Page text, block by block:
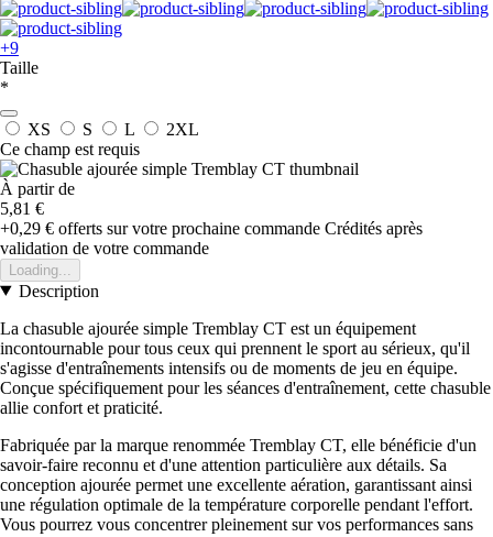
+9
Taille
*
XS S L
2XL
Ce champ est requis
À partir de
5,81 €
+0,29 € offerts sur votre prochaine commande Crédités après
validation de votre commande
Loading...
Description
La chasuble ajourée simple Tremblay CT est un équipement
incontournable pour tous ceux qui prennent le sport au sérieux, qu'il
s'agisse d'entraînements intensifs ou de moments de jeu en équipe.
Conçue spécifiquement pour les séances d'entraînement, cette chasuble
allie confort et praticité.
Fabriquée par la marque renommée Tremblay CT, elle bénéficie d'un
savoir-faire reconnu et d'une attention particulière aux détails. Sa
conception ajourée permet une excellente aération, garantissant ainsi
une régulation optimale de la température corporelle pendant l'effort.
Vous pourrez vous concentrer pleinement sur vos performances sans